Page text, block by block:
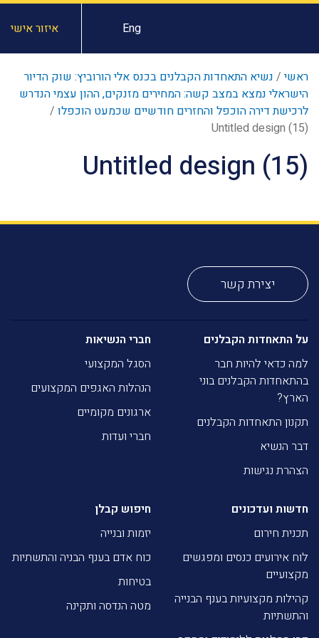
Eng איזור אישי
ראשי / נשיא התאחדות הקבלנים בכנס אלי הורוביץ: שוק הדיור
הישראלי נמצא במצב קשה: המחירים מזנקים, ההון עצמי הנדרש
לרכישת דירה הוכפל והחזרים חודשיים שכמעט הוכפלו /
Untitled design (15)
Untitled design (15)
יצירת קשר
על התאחדות הקבלנים
למה כדאי להיות חבר
בהתאחדות הקבלנים בוני
הארץ?
תקנון התאחדות הקבלנים
דבר הנשיא
הצהרת נגישות
חברי הנשיאות
הסגל המקצועי
הנהלות האגפים המקצועים
ארגונים מקומיים
חברי ועדות
חדשות ועדכונים
תכנית חירום
לוח אירועים כנסים ומפגשים
מקצועיים
קהילות מקצועיות בענף הבנייה
והתשתיות
חיפוש קבלן
יזמות ובנייה
כוח אדם בענף הבניה והתשתיות
בטיחות
מטה הנדסה ותקינה